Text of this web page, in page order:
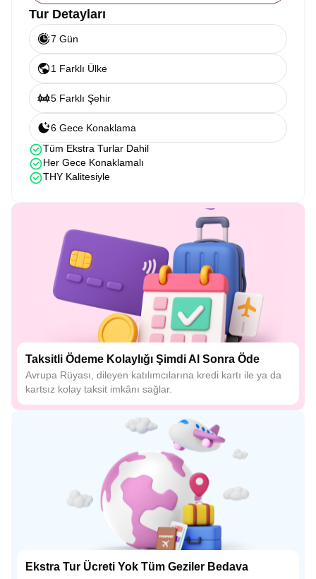
Tur Detayları
7 Gün
1 Farklı Ülke
5 Farklı Şehir
6 Gece Konaklama
Tüm Ekstra Turlar Dahil
Her Gece Konaklamalı
THY Kalitesiyle
Taksitli Ödeme Kolaylığı Şimdi Al Sonra Öde
Avrupa Rüyası, dileyen katılımcılarına kredi kartı ile ya da
kartsız kolay taksit imkânı sağlar.
Ekstra Tur Ücreti Yok Tüm Geziler Bedava